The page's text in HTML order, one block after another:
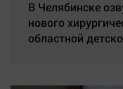
В Челябинске
нового
областной